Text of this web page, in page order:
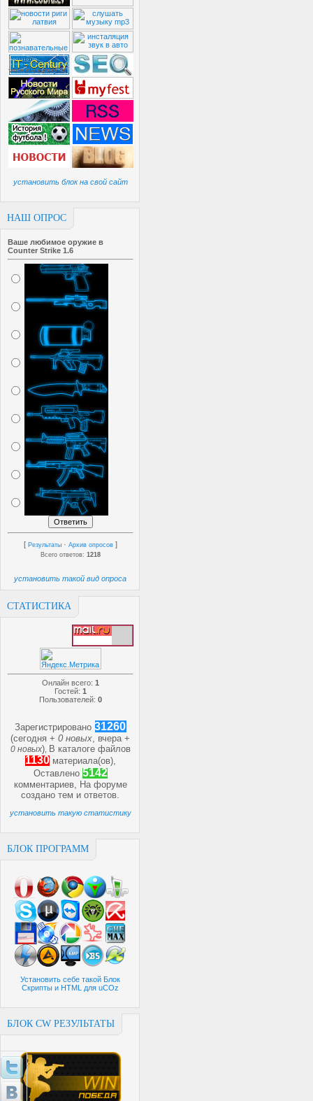
установить блок на свой сайт
НАШ ОПРОС
Ваше любимое оружие в
Counter Strike 1.6
[ Результаты · Архив опросов ]
Всего ответов: 1218
установить такой вид опроса
СТАТИСТИКА
Онлайн всего: 1
Гостей: 1
Пользователей: 0
Зарегистрировано 31260
(сегодня +0 новых, вчера +
0 новых) В каталоге файлов
1130 материала(ов),
Оставлено 5142
комментариев, На форуме
созданотем иответов.
установить такую статистику
БЛОК ПРОГРАММ
Установить себе такой Блок
Скрипты и HTML для uCOz
БЛОК CW РЕЗУЛЬТАТЫ